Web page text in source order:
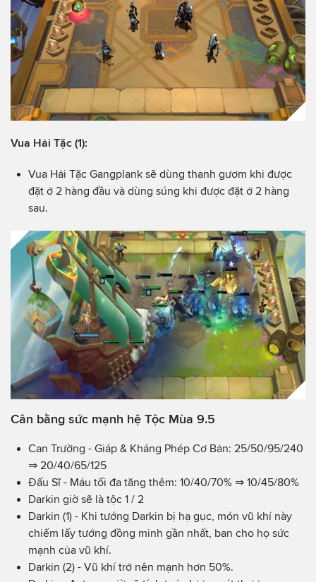
Vua Hải Tặc (1):
Vua Hải Tặc Gangplank sẽ dùng thanh gươm khi được
đặt ở 2 hàng đầu và dùng súng khi được đặt ở 2 hàng
sau.
Cân bằng sức mạnh hệ Tộc Mùa 9.5
Can Trường - Giáp & Kháng Phép Cơ Bản: 25/50/95/240
⇒ 20/40/65/125
Đấu Sĩ - Máu tối đa tăng thêm: 10/40/70% ⇒ 10/45/80%
Darkin giờ sẽ là tộc 1 / 2
Darkin (1) - Khi tướng Darkin bị hạ gục, món vũ khí này
chiếm lấy tướng đồng minh gần nhất, ban cho họ sức
mạnh của vũ khí.
Darkin (2) - Vũ khí trở nên mạnh hơn 50%.